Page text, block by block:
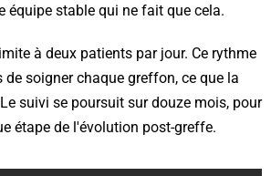
équipe stable qui ne fait que cela.
à deux patients par jour. Ce rythme
soigner chaque greffon, ce que la
suivi se poursuit sur douze mois, pour
étape de l'évolution post-greffe.